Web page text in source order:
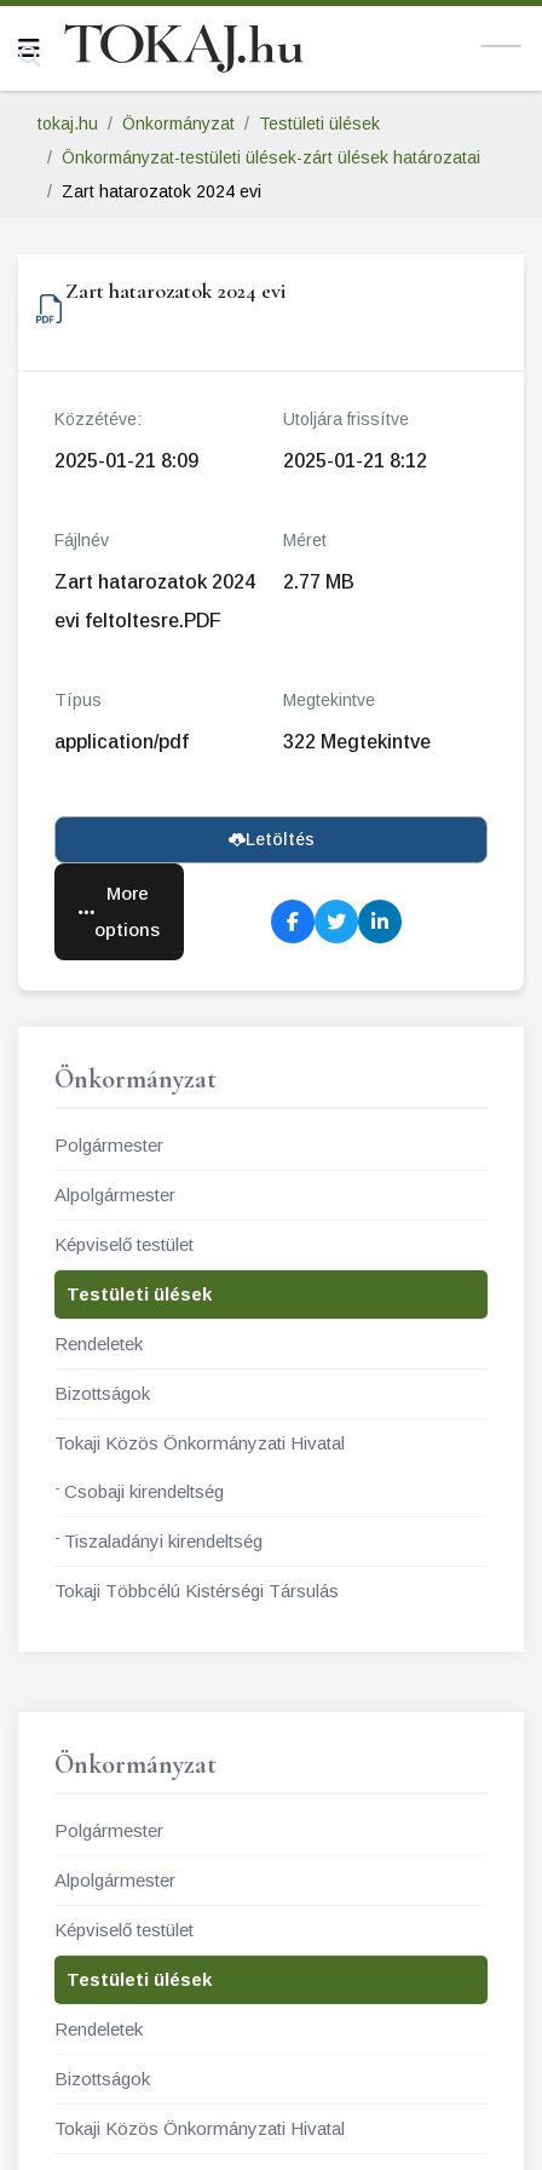
tokaj.hu Önkormányzat
Testületi ülések
Önkormányzat-testületi ülések-zárt ülések határozatai
Zart hatarozatok 2024 evi
Zart hatarozatok 2024 evi
Közzétéve:
2025-01-21 8:09
Utoljára frissítve
2025-01-21 8:12
Fájlnév
Zart hatarozatok 2024
evi feltoltesre.PDF
Méret
2.77 MB
Típus
application/pdf
Megtekintve
322 Megtekintve
Letöltés
More
options
Önkormányzat
Polgármester
Alpolgármester
Képviselő testület
Testületi ülések
Rendeletek
Bizottságok
Tokaji Közös Önkormányzati Hivatal
Csobaji kirendeltség
Tiszaladányi kirendeltség
Tokaji Többcélú Kistérségi Társulás
Önkormányzat
Polgármester
Alpolgármester
Képviselő testület
Testületi ülések
Rendeletek
Bizottságok
Tokaji Közös Önkormányzati Hivatal